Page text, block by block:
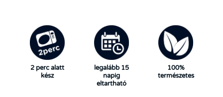
2 perc alatt
kész
legalább 15
napig
eltartható
100%
természetes